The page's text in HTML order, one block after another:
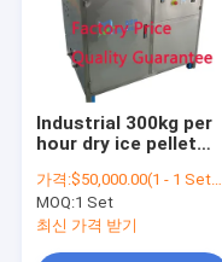
과일 아이스크림 기계
눈 아이스크림 기계
냉동 아이스크림 기계
전기 아이스크림 기계
Industrial 300kg per
hour dry ice pellet
machines for
sale/mini dry ice
machine
가격:$50,000.00(1 - 1 Sets) $11,000.00(>=2 Sets)
MOQ:1 Set
최신 가격 받기